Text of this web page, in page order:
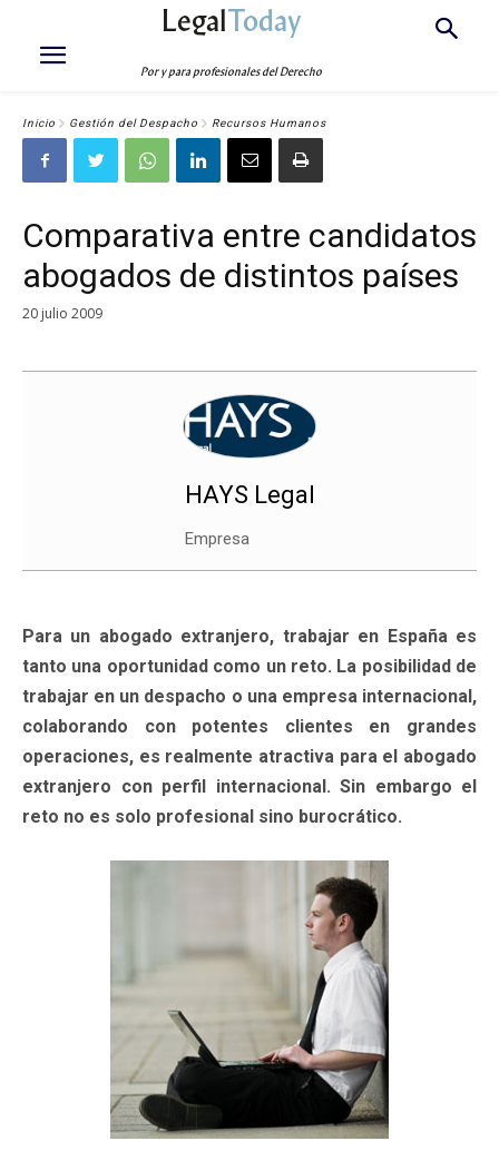
LegalToday
Por y para profesionales del Derecho
Inicio Gestión del Despacho Recursos Humanos
Comparativa entre candidatos
abogados de distintos países
20 julio 2009
HAYS Legal
Empresa
Para un abogado extranjero, trabajar en España es
tanto una oportunidad como un reto. La posibilidad de
trabajar en un despacho o una empresa internacional,
colaborando con potentes clientes en grandes
operaciones, es realmente atractiva para el abogado
extranjero con perfil internacional. Sin embargo el
reto no es solo profesional sino burocrático.